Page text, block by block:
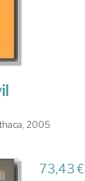
2005
73,43 €